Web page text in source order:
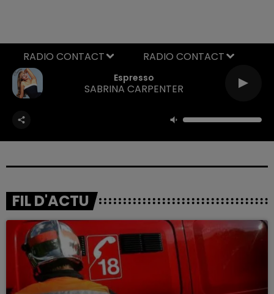
Espresso
SABRINA CARPENTER
RADIO CONTACT
FIL D'ACTU